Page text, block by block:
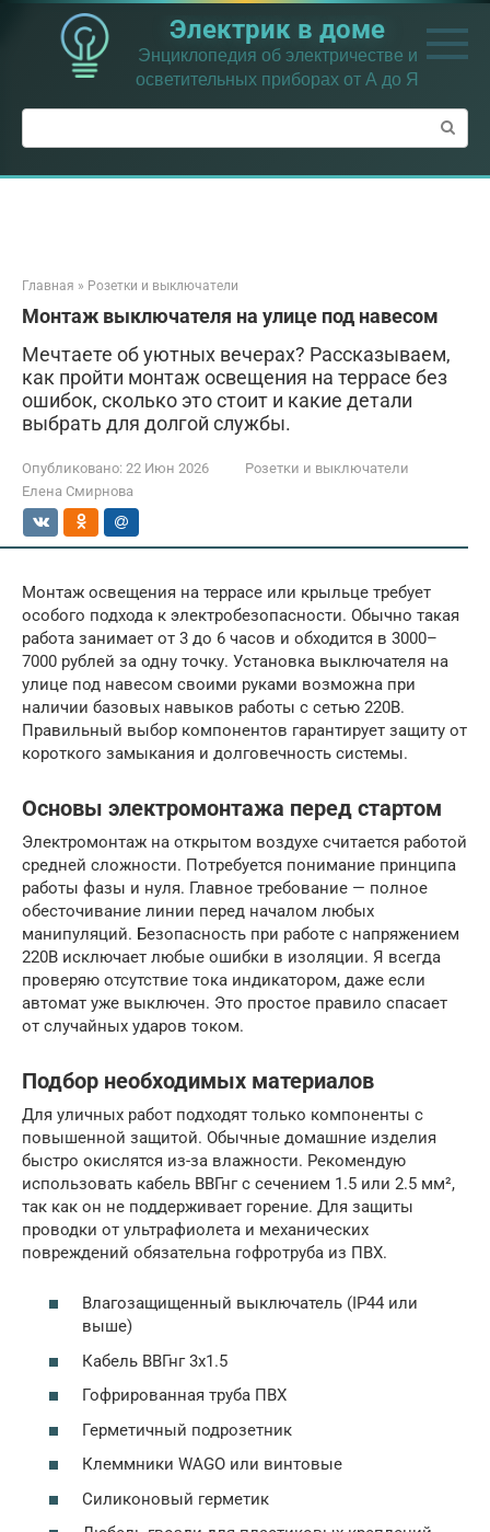
Перейти
контенту
Электрик в доме
Энциклопедия об электричестве и
осветительных приборах от А до Я
Поиск:
Главная » Розетки и выключатели
Монтаж выключателя на улице под навесом
Мечтаете об уютных вечерах? Рассказываем,
как пройти монтаж освещения на террасе без
ошибок, сколько это стоит и какие детали
выбрать для долгой службы.
Опубликовано: 22 Июн 2026
Розетки и выключатели
Елена Смирнова
Монтаж освещения на террасе или крыльце требует
особого подхода к электробезопасности. Обычно такая
работа занимает от 3 до 6 часов и обходится в 3000–
7000 рублей за одну точку. Установка выключателя на
улице под навесом своими руками возможна при
наличии базовых навыков работы с сетью 220В.
Правильный выбор компонентов гарантирует защиту от
короткого замыкания и долговечность системы.
Основы электромонтажа перед стартом
Электромонтаж на открытом воздухе считается работой
средней сложности. Потребуется понимание принципа
работы фазы и нуля. Главное требование — полное
обесточивание линии перед началом любых
манипуляций. Безопасность при работе с напряжением
220В исключает любые ошибки в изоляции. Я всегда
проверяю отсутствие тока индикатором, даже если
автомат уже выключен. Это простое правило спасает
от случайных ударов током.
Подбор необходимых материалов
Для уличных работ подходят только компоненты с
повышенной защитой. Обычные домашние изделия
быстро окислятся из-за влажности. Рекомендую
использовать кабель ВВГнг с сечением 1.5 или 2.5 мм²,
так как он не поддерживает горение. Для защиты
проводки от ультрафиолета и механических
повреждений обязательна гофротруба из ПВХ.
Влагозащищенный выключатель (IP44 или
выше)
Кабель ВВГнг 3х1.5
Гофрированная труба ПВХ
Герметичный подрозетник
Клеммники WAGO или винтовые
Силиконовый герметик